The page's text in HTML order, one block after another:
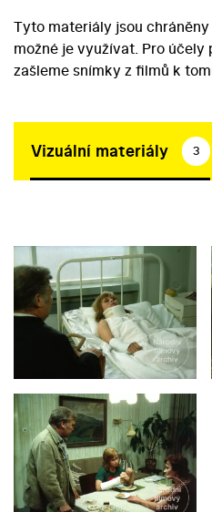
Tyto materiály jsou
možné je využívat. Pro
zašleme snímky z filmů k
Vizuální materiály 3